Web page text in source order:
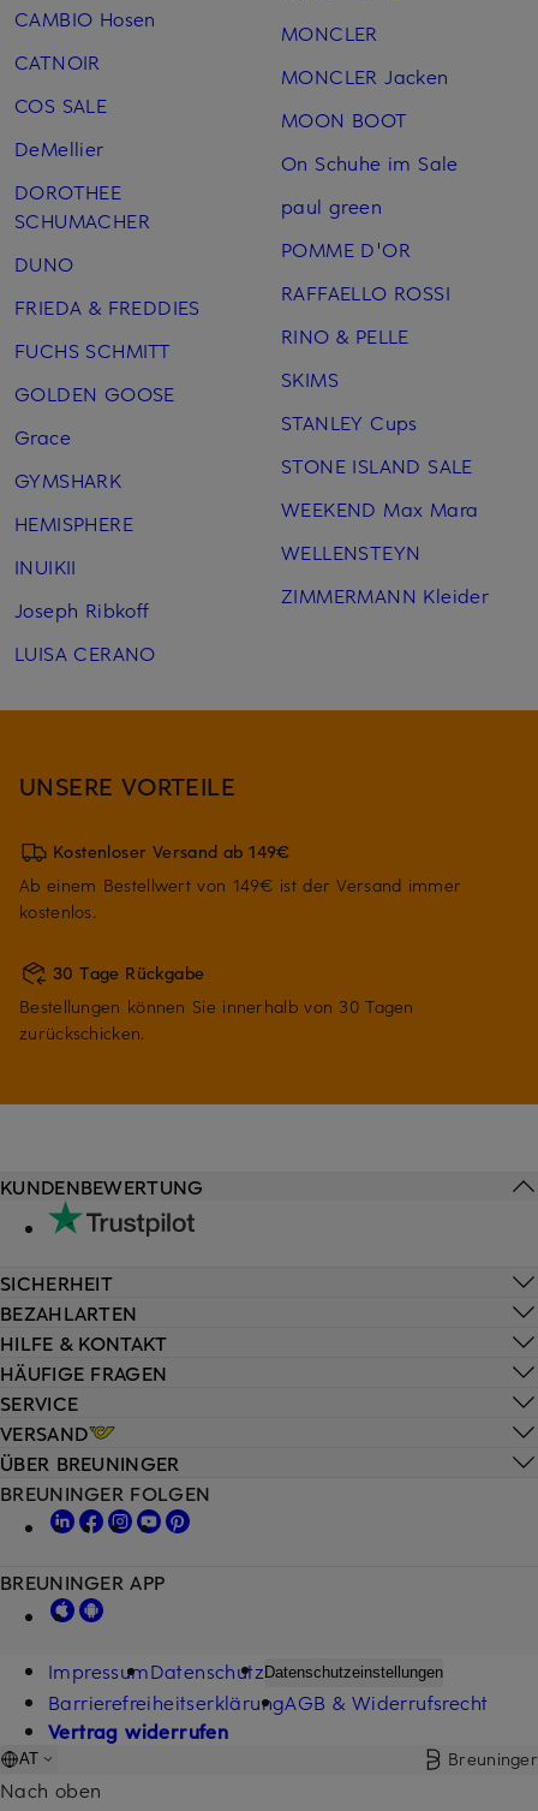
CAMBIO Hosen
CATNOIR
COS SALE
DeMellier
DOROTHEE
SCHUMACHER
DUNO
FRIEDA & FREDDIES
FUCHS SCHMITT
GOLDEN GOOSE
Grace
GYMSHARK
HEMISPHERE
INUIKII
Joseph Ribkoff
LUISA CERANO
MONCLER
MONCLER Jacken
MOON BOOT
On Schuhe im Sale
paul green
POMME D'OR
RAFFAELLO ROSSI
RINO & PELLE
SKIMS
STANLEY Cups
STONE ISLAND SALE
WEEKEND Max Mara
WELLENSTEYN
ZIMMERMANN Kleider
UNSERE VORTEILE
Kostenloser Versand ab 149€
Ab einem Bestellwert von 149€ ist der Versand immer
kostenlos.
30 Tage Rückgabe
Bestellungen können Sie innerhalb von 30 Tagen
zurückschicken.
HILFE & KONTAKT
HÄUFIGE FRAGEN
SERVICE
VERSAND
KUNDENBEWERTUNG
SICHERHEIT
BEZAHLARTEN
ÜBER BREUNINGER
BREUNINGER FOLGEN
BREUNINGER APP
ImpressumDatenschutz Datenschutzeinstellungen
BarrierefreiheitserklärungAGB & Widerrufsrecht
Vertrag widerrufen
AT Breuninger
Nach oben